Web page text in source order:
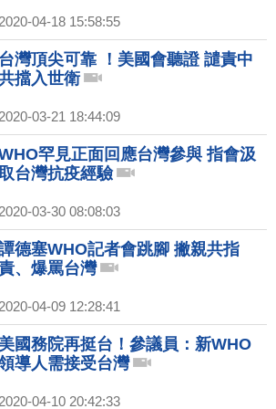
2020-04-18 15:58:55
台灣頂尖可靠 ！美國會聽證 譴責中
擋入世衛
2020-03-21 18:44:09
罕見正面回應台灣參與 指會汲
台灣抗疫經驗
2020-03-30 08:08:03
德塞WHO記者會跳腳 撇親共指
、爆罵台灣
2020-04-09 12:28:41
美國務院再挺台！參議員：新WHO
導人需接受台灣
2020-04-10 20:42:33